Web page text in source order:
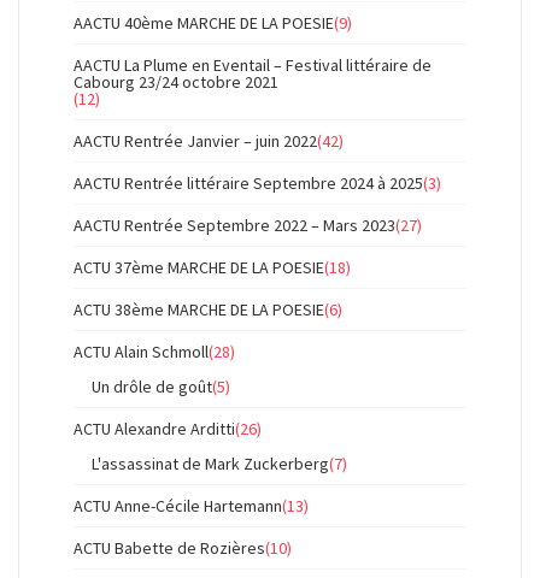
AACTU 40ème MARCHE DE LA POESIE(9)
AACTU La Plume en Eventail – Festival littéraire de
Cabourg 23/24 octobre 2021
(12)
AACTU Rentrée Janvier – juin 2022(42)
AACTU Rentrée littéraire Septembre 2024 à 2025(3)
AACTU Rentrée Septembre 2022 – Mars 2023(27)
ACTU 37ème MARCHE DE LA POESIE(18)
ACTU 38ème MARCHE DE LA POESIE(6)
ACTU Alain Schmoll(28)
Un drôle de goût(5)
ACTU Alexandre Arditti(26)
L'assassinat de Mark Zuckerberg(7)
ACTU Anne-Cécile Hartemann(13)
ACTU Babette de Rozières(10)